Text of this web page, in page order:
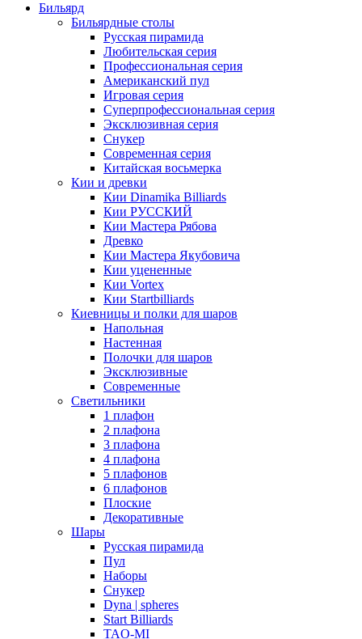
Бильярд
Бильярдные столы
Русская пирамида
Любительская серия
Профессиональная серия
Американский пул
Игровая серия
Суперпрофессиональная серия
Эксклюзивная серия
Снукер
Современная серия
Китайская восьмерка
Кии и древки
Кии Dinamika Billiards
Кии РУССКИЙ
Кии Мастера Рябова
Древко
Кии Мастера Якубовича
Кии уцененные
Кии Vortex
Кии Startbilliards
Киевницы и полки для шаров
Напольная
Настенная
Полочки для шаров
Эксклюзивные
Современные
Светильники
1 плафон
2 плафона
3 плафона
4 плафона
5 плафонов
6 плафонов
Плоские
Декоративные
Шары
Русская пирамида
Пул
Наборы
Снукер
Dyna | spheres
Start Billiards
TAO-MI